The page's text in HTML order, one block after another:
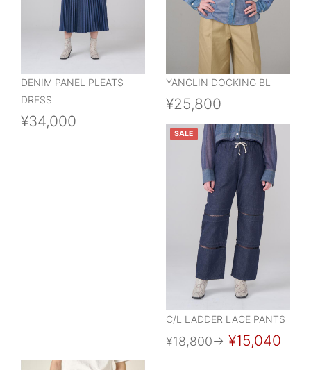
DENIM PANEL PLEATS
DRESS
¥34,000
YANGLIN DOCKING BL
¥25,800
SALE
C/L LADDER LACE PANTS
¥18,800→ ¥15,040